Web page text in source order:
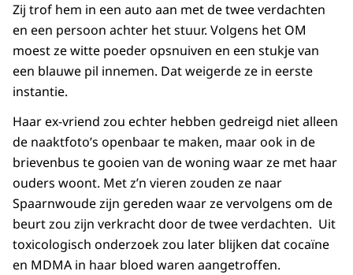
Zij trof hem in een auto aan met de twee verdachten
en een persoon achter het stuur. Volgens het OM
moest ze witte poeder opsnuiven en een stukje van
een blauwe pil innemen. Dat weigerde ze in eerste
instantie.
Haar ex-vriend zou echter hebben gedreigd niet alleen
de naaktfoto’s openbaar te maken, maar ook in de
brievenbus te gooien van de woning waar ze met haar
ouders woont. Met z’n vieren zouden ze naar
Spaarnwoude zijn gereden waar ze vervolgens om de
beurt zou zijn verkracht door de twee verdachten. Uit
toxicologisch onderzoek zou later blijken dat cocaïne
en MDMA in haar bloed waren aangetroffen.